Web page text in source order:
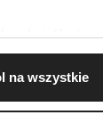
nawet
urządzenie,
na wszystkie
lękiem